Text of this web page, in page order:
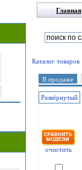
Главная
Каталог товаров
В продаже
Развёрнутый
очистить